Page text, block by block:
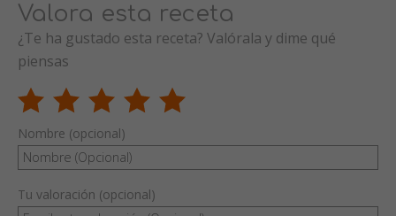
Valora esta receta
¿Te ha gustado esta receta? Valórala y dime qué
piensas
Nombre (opcional)
Tu valoración (opcional)